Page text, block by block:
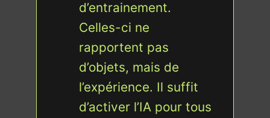
d’entrainement.
Celles-ci ne
rapportent pas
d’objets, mais de
l’expérience. Il suffit
d’activer l’IA pour tous